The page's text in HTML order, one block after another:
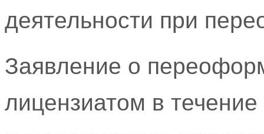
деятельности при
Заявление о
лицензиатом в